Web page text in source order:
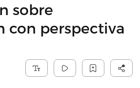
sobre
con perspectiva